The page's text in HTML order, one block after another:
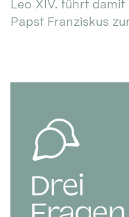
Leo XIV. führt
Papst Franziskus